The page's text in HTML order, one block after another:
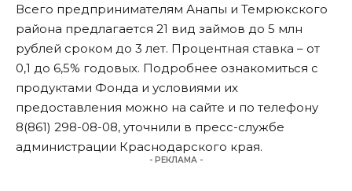
Всего предпринимателям Анапы и Темрюкского
района предлагается 21 вид займов до 5 млн
рублей сроком до 3 лет. Процентная ставка – от
0,1 до 6,5% годовых. Подробнее ознакомиться с
продуктами Фонда и условиями их
предоставления можно на сайте и по телефону
8(861) 298-08-08, уточнили в пресс-службе
администрации Краснодарского края.
- РЕКЛАМА -